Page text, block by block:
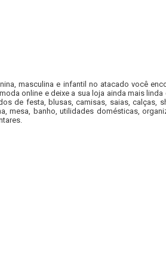
masculina e infantil no atacado você
online e deixe a sua loja ainda mais
de festa, blusas, camisas, saias, calças,
mesa, banho, utilidades domésticas,